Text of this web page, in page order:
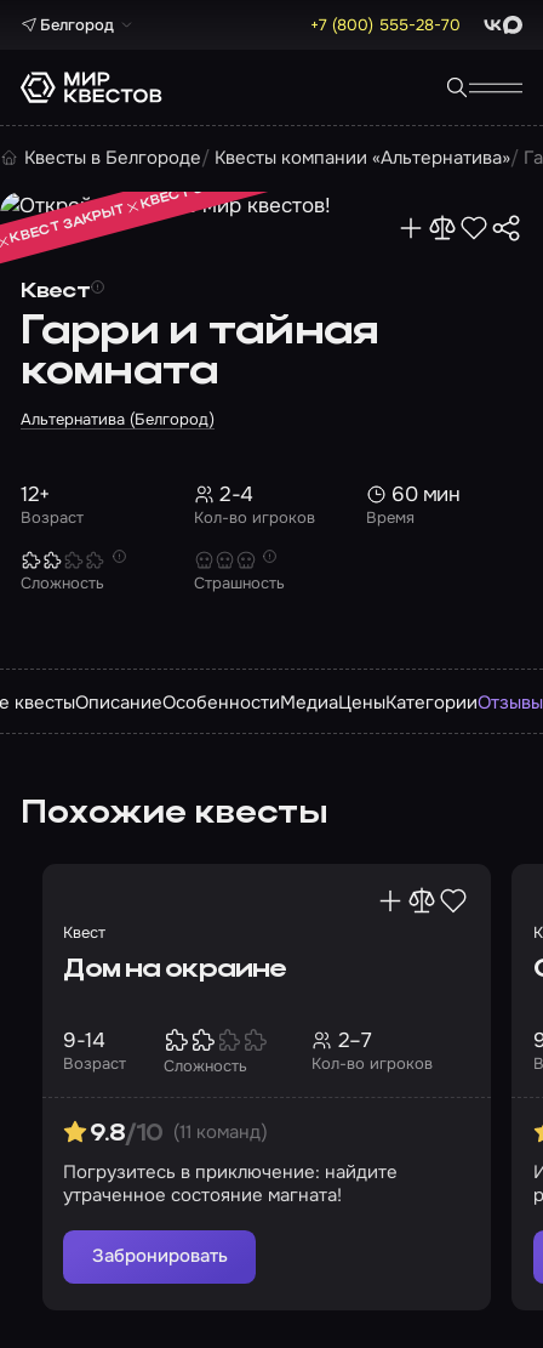
Белгород +7 (800) 555-28-70 Max
Квесты в Белгороде Квесты компании «Альтернатива»
Квест
Гарри и тайная
комната
Альтернатива (Белгород)
КВЕСТ ЗАКРЫТ
КВЕСТ ЗАКРЫТ
КВЕСТ ЗАКРЫТ
Возраст
12+
Кол-во игроков
2-4
Время
60 мин
Сложность Страшность
квестыОписаниеОсобенностиМедиаЦеныКатегорииОтзывы
Похожие квесты
Квест
Дом на окраине
Возраст
9-14
Сложность Кол-во игроков
2–7
9.8/10 (11 команд)
Погрузитесь в приключение: найдите
утраченное состояние магната!
Забронировать